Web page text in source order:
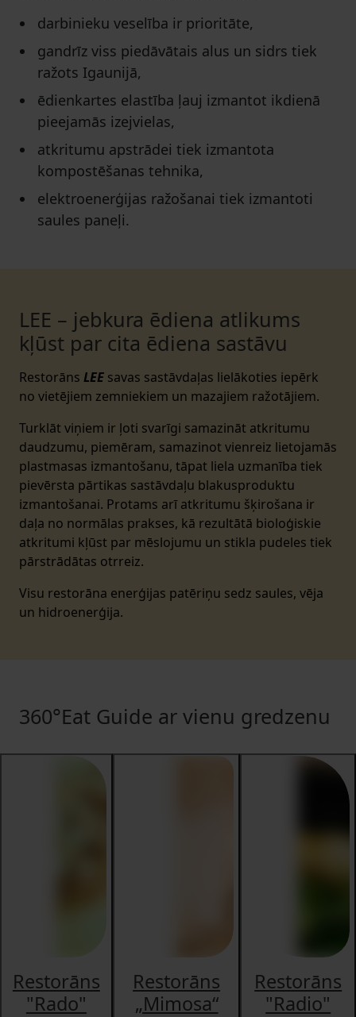
darbinieku veselība ir prioritāte,
gandrīz viss piedāvātais alus un sidrs tiek
ražots Igaunijā,
ēdienkartes elastība ļauj izmantot ikdienā
pieejamās izejvielas,
atkritumu apstrādei tiek izmantota
kompostēšanas tehnika,
elektroenerģijas ražošanai tiek izmantoti
saules paneļi.
LEE – jebkura ēdiena atlikums
kļūst par cita ēdiena sastāvu
Restorāns LEE savas sastāvdaļas lielākoties iepērk
no vietējiem zemniekiem un mazajiem ražotājiem.
Turklāt viņiem ir ļoti svarīgi samazināt atkritumu
daudzumu, piemēram, samazinot vienreiz lietojamās
plastmasas izmantošanu, tāpat liela uzmanība tiek
pievērsta pārtikas sastāvdaļu blakusproduktu
izmantošanai. Protams arī atkritumu šķirošana ir
daļa no normālas prakses, kā rezultātā bioloģiskie
atkritumi kļūst par mēslojumu un stikla pudeles tiek
pārstrādātas otrreiz.
Visu restorāna enerģijas patēriņu sedz saules, vēja
un hidroenerģija.
360°Eat Guide ar vienu gredzenu
Restorāns
"Rado"
Restorāns
„Mimosa“
Restorāns
"Radio"